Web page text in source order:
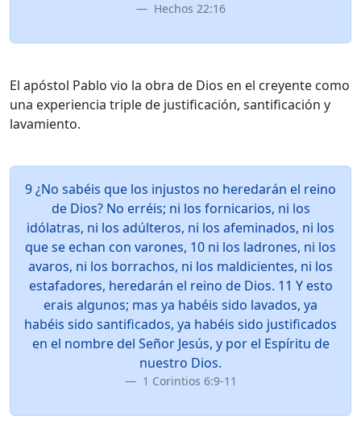
Hechos 22:16
El apóstol Pablo vio la obra de Dios en el creyente como
una experiencia triple de justificación, santificación y
lavamiento.
9 ¿No sabéis que los injustos no heredarán el reino
de Dios? No erréis; ni los fornicarios, ni los
idólatras, ni los adúlteros, ni los afeminados, ni los
que se echan con varones, 10 ni los ladrones, ni los
avaros, ni los borrachos, ni los maldicientes, ni los
estafadores, heredarán el reino de Dios. 11 Y esto
erais algunos; mas ya habéis sido lavados, ya
habéis sido santificados, ya habéis sido justificados
en el nombre del Señor Jesús, y por el Espíritu de
nuestro Dios.
1 Corintios 6:9-11